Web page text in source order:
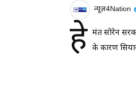
न्यूज़4Nation
हे मंत सोरेन
के कारण